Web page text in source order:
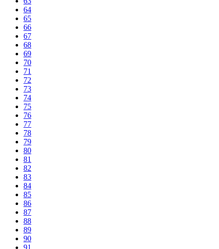
64
65
66
67
68
69
70
71
72
73
74
75
76
77
78
79
80
81
82
83
84
85
86
87
88
89
90
91